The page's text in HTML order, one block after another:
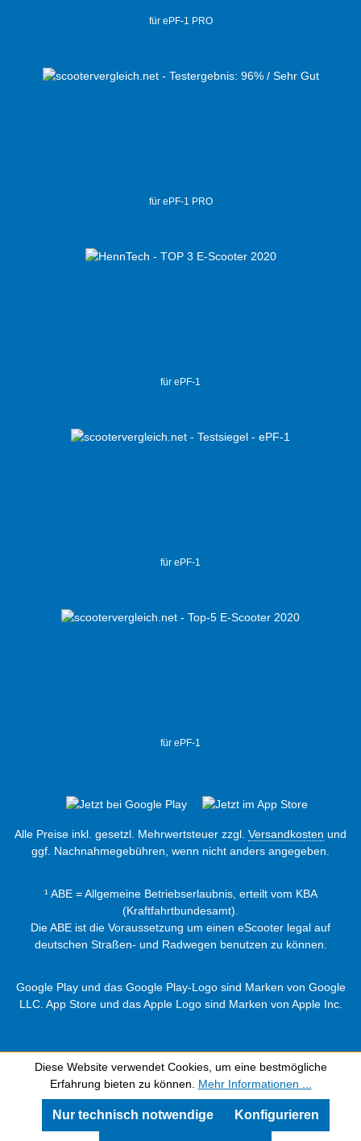
für ePF-1 PRO
für ePF-1 PRO
für ePF-1
für ePF-1
für ePF-1
Alle Preise inkl. gesetzl. Mehrwertsteuer zzgl. Versandkosten und
ggf. Nachnahmegebühren, wenn nicht anders angegeben.
¹ ABE = Allgemeine Betriebserlaubnis, erteilt vom KBA
(Kraftfahrtbundesamt).
Die ABE ist die Voraussetzung um einen eScooter legal auf
deutschen Straßen- und Radwegen benutzen zu können.
Google Play und das Google Play-Logo sind Marken von Google
LLC. App Store und das Apple Logo sind Marken von Apple Inc.
Diese Website verwendet Cookies, um eine bestmögliche
Erfahrung bieten zu können. Mehr Informationen ...
Nur technisch notwendige Konfigurieren